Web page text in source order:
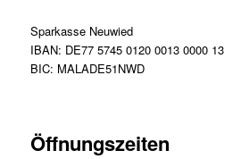
Sparkasse Neuwied
IBAN: DE77 5745 0120 0013 0000 13
BIC: MALADE51NWD
Öffnungszeiten